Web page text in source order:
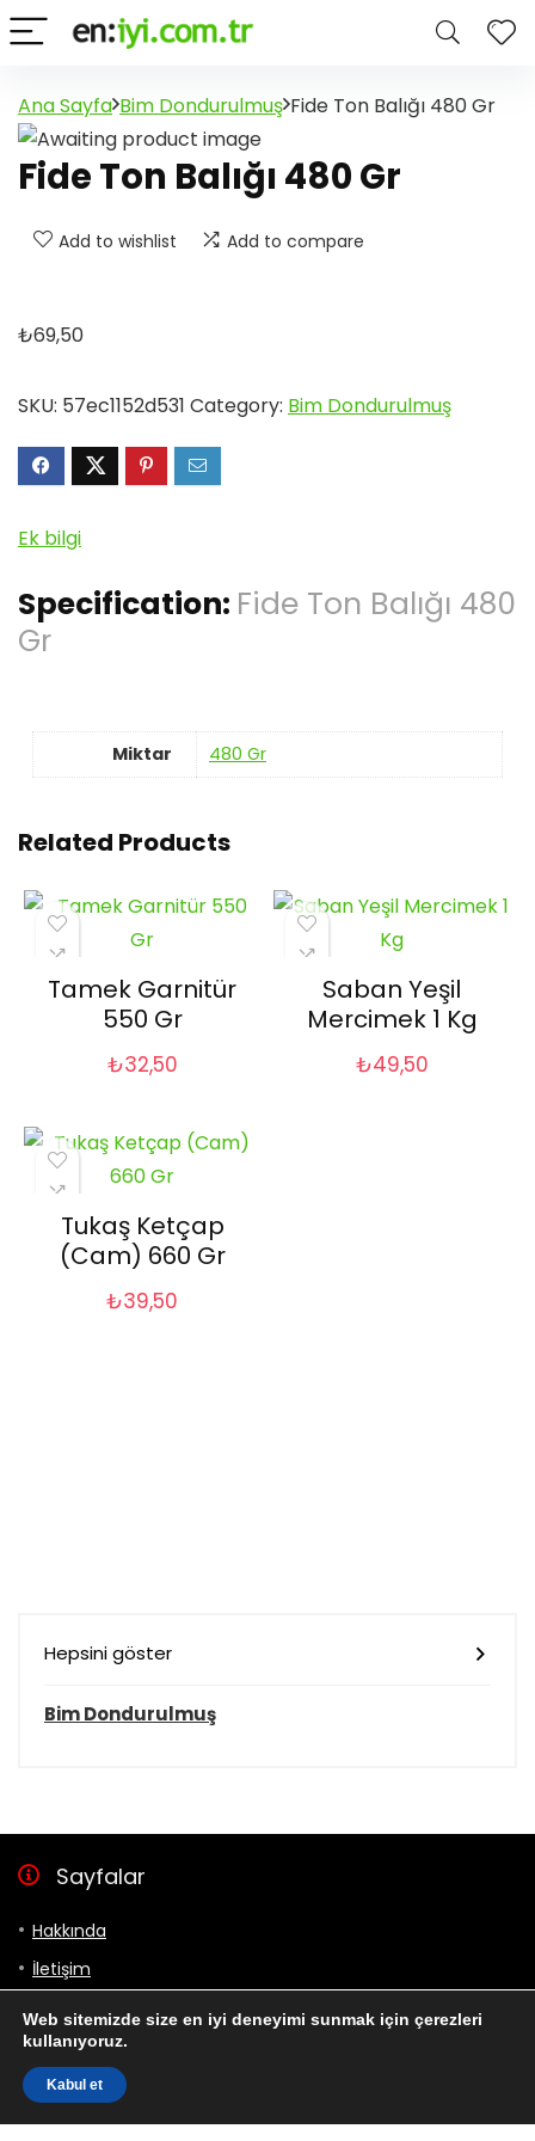
Ana Sayfa Bim Dondurulmuş Fide Ton Balığı 480 Gr
Fide Ton Balığı 480 Gr
Add to wishlist Add to compare
₺69,50
SKU: 57ec1152d531 Category: Bim Dondurulmuş
Ek bilgi
Specification: Fide Ton Balığı 480
Gr
Miktar 480 Gr
Related Products
Tamek Garnitür
550 Gr
₺32,50
Saban Yeşil
Mercimek 1 Kg
₺49,50
Tukaş Ketçap
(Cam) 660 Gr
₺39,50
Hepsini göster
Bim Dondurulmuş
Sayfalar
Hakkında
İletişim
Bizi takip et
Web sitemizde size en iyi deneyimi sunmak için çerezleri
kullanıyoruz.
Kabul et